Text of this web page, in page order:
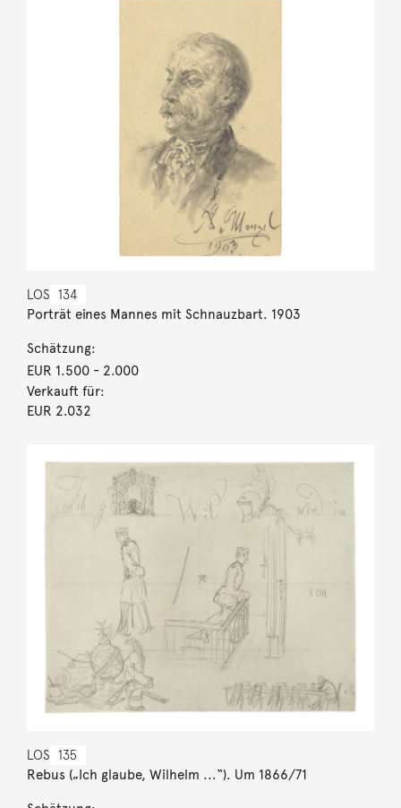
LOS 134
Porträt eines Mannes mit Schnauzbart. 1903
Schätzung:
EUR 1.500- 2.000
Verkauft für:
EUR 2.032
LOS 135
Rebus („Ich glaube, Wilhelm ...“). Um 1866/71